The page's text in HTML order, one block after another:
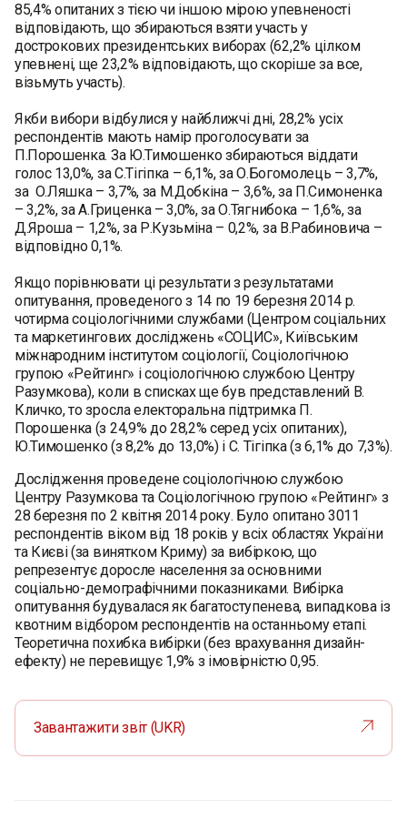
85,4% опитаних з тією чи іншою мірою упевненості
відповідають, що збираються взяти участь у
дострокових президентських виборах (62,2% цілком
упевнені, ще 23,2% відповідають, що скоріше за все,
візьмуть участь).
Якби вибори відбулися у найближчі дні, 28,2% усіх
респондентів мають намір проголосувати за
П.Порошенка. За Ю.Тимошенко збираються віддати
голос 13,0%, за С.Тігіпка – 6,1%, за О.Богомолець – 3,7%,
за О.Ляшка – 3,7%, за М.Добкіна – 3,6%, за П.Симоненка
– 3,2%, за А.Гриценка – 3,0%, за О.Тягнибока – 1,6%, за
Д.Яроша – 1,2%, за Р.Кузьміна – 0,2%, за В.Рабиновича –
відповідно 0,1%.
Якщо порівнювати ці результати з результатами
опитування, проведеного з 14 по 19 березня 2014 р.
чотирма соціологічними службами (Центром соціальних
та маркетингових досліджень «СОЦИС», Київським
міжнародним інститутом соціології, Соціологічною
групою «Рейтинг» і соціологічною службою Центру
Разумкова), коли в списках ще був представлений В.
Кличко, то зросла електоральна підтримка П.
Порошенка (з 24,9% до 28,2% серед усіх опитаних),
Ю.Тимошенко (з 8,2% до 13,0%) і С. Тігіпка (з 6,1% до 7,3%).
Дослідження проведене соціологічною службою
Центру Разумкова та Соціологічною групою «Рейтинг» з
28 березня по 2 квітня 2014 року. Було опитано 3011
респондентів віком від 18 років у всіх областях України
та Києві (за винятком Криму) за вибіркою, що
репрезентує доросле населення за основними
соціально-демографічними показниками. Вибірка
опитування будувалася як багатоступенева, випадкова із
квотним відбором респондентів на останньому етапі.
Теоретична похибка вибірки (без врахування дизайн-
ефекту) не перевищує 1,9% з імовірністю 0,95.
Завантажити звіт (UKR)